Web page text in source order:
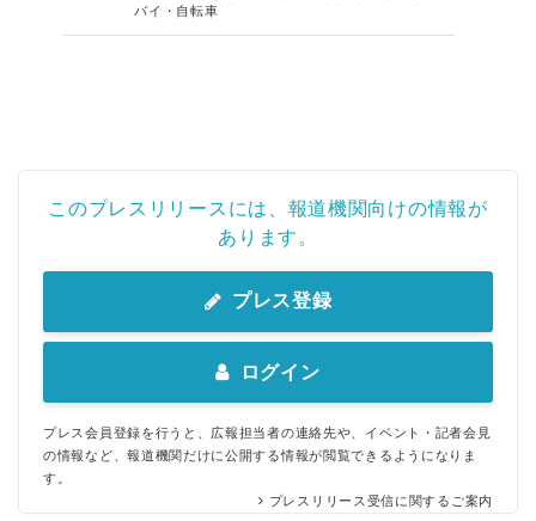
バイ・自転車
このプレスリリースには、報道機関向けの情報が
あります。
プレス登録
ログイン
プレス会員登録を行うと、広報担当者の連絡先や、イベント・記者会見
の情報など、報道機関だけに公開する情報が閲覧できるようになりま
す。
プレスリリース受信に関するご案内